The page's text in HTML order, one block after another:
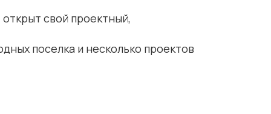
свой проектный,
поселка и несколько проектов